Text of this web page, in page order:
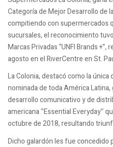
Categoría de Mejor Desarrollo de
compitiendo con supermercados
sucursales, el reconocimiento
Marcas Privadas “UNFI Brands
agosto en el RiverCentre en St.
La Colonia, destacó como la
nominada de toda América
desarrollo comunicativo y de
americana ‘’Essential Everyday’’
octubre de 2018, resultando
Dicho galardón les fue concedido